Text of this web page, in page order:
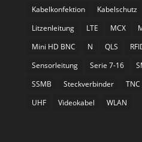
Kabelkonfektion
Kabelschutz
Litzenleitung
LTE MCX
Mini HD BNC
N QLS
Sensorleitung
Serie 7-16
SSMB
Steckverbinder TNC
UHF
Videokabel WLAN